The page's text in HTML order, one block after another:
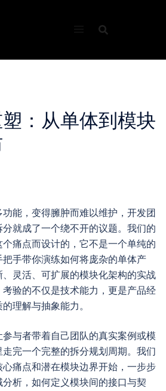
：从单体到模块
能，变得臃肿而难以维护，开发团
就成了一个绕不开的议题。我们的
痛点而设计的，它不是一个单纯的
手带你演练如何将庞杂的单体产
灵活、可扩展的模块化架构的实战
验的不仅是技术能力，更是产品经
理解与抽象能力。
与者带着自己团队的真实案例或模
完一个完整的拆分规划周期。我们
痛点和潜在模块边界开始，一步步
析，如何定义模块间的接口与契